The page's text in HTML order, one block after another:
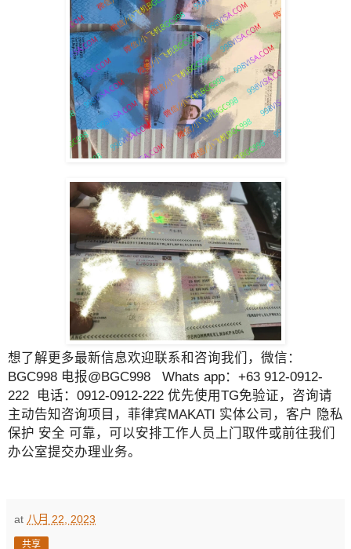
想了解更多最新信息欢迎联系和咨询我们，微信：
BGC998 电报@BGC998 Whats app：+63 912-0912-
222 电话：0912-0912-222 优先使用TG免验证，咨询请
主动告知咨询项目，菲律宾MAKATI 实体公司，客户 隐私
保护 安全 可靠，可以安排工作人员上门取件或前往我们
办公室提交办理业务。
at 八月 22, 2023
共享